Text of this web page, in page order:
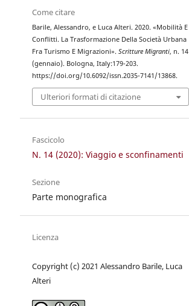
Come citare
Barile, Alessandro, e Luca Alteri. 2020. «Mobilità E
Conflitti. La Trasformazione Della Società Urbana
Fra Turismo E Migrazioni».Scritture Migranti, n. 14
(gennaio). Bologna, Italy:179-203.
https://doi.org/10.6092/issn.2035-7141/13868.
Ulteriori formati di citazione
Fascicolo
N. 14 (2020): Viaggio e sconfinamenti
Sezione
Parte monografica
Licenza
Copyright (c) 2021 Alessandro Barile, Luca
Alteri